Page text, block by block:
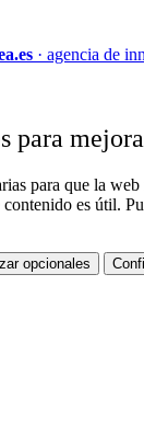
· agencia de
para
para que la
es útil.
opcionales